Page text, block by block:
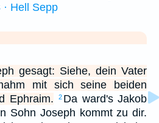
Hell Sepp
gesagt: Siehe, dein Vater
mit sich seine beiden
Ephraim.
2 Da ward's Jakob
Sohn Joseph kommt zu dir.